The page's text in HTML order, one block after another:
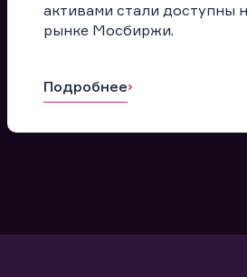
активами стали доступны
рынке Мосбиржи.
Подробнее